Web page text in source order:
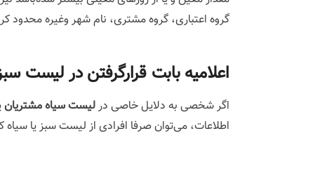
گروه اعتباری، گروه مشتری، نام شهر وغیره محدود
‌اعلامیه بابت قرارگرفتن در لیست
اگر شخصی به دلایل خاصی درلیست سیاه مشتریان
اطلاعات، می‌توان صرفا افرادی از لیست سبز یا